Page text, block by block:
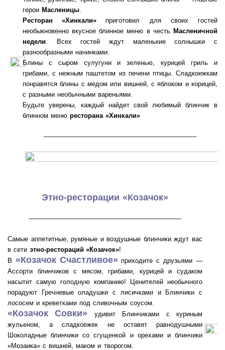
герои Масленицы.
Ресторан «Хинкали»
приготовил для своих гостей
необыкновенно вкусное блинное меню в честьМасленичной
недели. Всех гостей ждут маленькие солнышки с
разнообразными начинками.
Блины с сыром сулугуни и зеленью, курицей гриль и
грибами, с нежным паштетом из печени птицы. Сладкоежкам
понравятся блины с медом или вишней, с яблоком и корицей,
с разными необычными вареньями.
Будьте уверены, каждый найдет свой любимый блинчик в
блинном меню ресторана «Хинкали»
———————————————————
Этно-ресторации «Козачок»
———————————————————
Самые аппетитные, румяные и воздушные блинчики ждут вас
в сети этно-рестораций «Козачок»!
В «Козачок Счастливое»приходите с друзьями —
Ассорти блинчиков с мясом, грибами, курицей и судаком
насытит самую голодную компанию! Ценителей необычного
порадуют Гречневые оладушки с лисичками и Блинчики с
лососем и креветками под сливочным соусом.
«Козачок Совки» удивит Блинчиками с куриным
жульеном, а сладкоежек не оставят равнодушными
Шоколадные блинчики со сгущенкой и орехами и блинчики
«Мозаика» с вишней, маком и творогом.